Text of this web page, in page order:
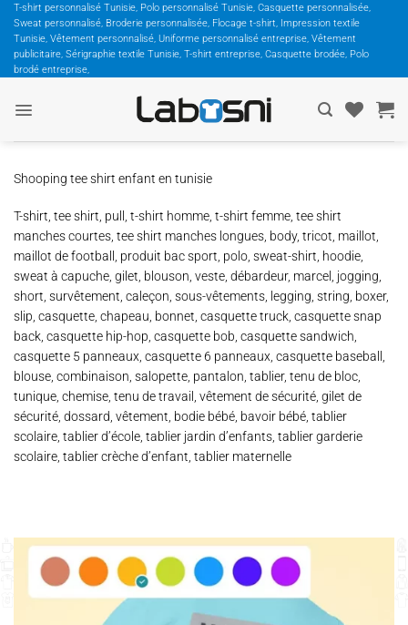
Passer
contenu
T-shirt personnalisé Tunisie, Polo personnalisé Tunisie, Casquette personnalisée,
Sweat personnalisé, Broderie personnalisée, Flocage t-shirt, Impression textile
Tunisie, Vêtement personnalisé, Uniforme personnalisé entreprise, Vêtement
publicitaire, Sérigraphie textile Tunisie, T-shirt entreprise, Casquette brodée, Polo
brodé entreprise,
Shooping tee shirt enfant en tunisie
T-shirt, tee shirt, pull, t-shirt homme, t-shirt femme, tee shirt
manches courtes, tee shirt manches longues, body, tricot, maillot,
maillot de football, produit bac sport, polo, sweat-shirt, hoodie,
sweat à capuche, gilet, blouson, veste, débardeur, marcel, jogging,
short, survêtement, caleçon, sous-vêtements, legging, string, boxer,
slip, casquette, chapeau, bonnet, casquette truck, casquette snap
back, casquette hip-hop, casquette bob, casquette sandwich,
casquette 5 panneaux, casquette 6 panneaux, casquette baseball,
blouse, combinaison, salopette, pantalon, tablier, tenu de bloc,
tunique, chemise, tenu de travail, vêtement de sécurité, gilet de
sécurité, dossard, vêtement, bodie bébé, bavoir bébé, tablier
scolaire, tablier d’école, tablier jardin d’enfants, tablier garderie
scolaire, tablier crèche d’enfant, tablier maternelle